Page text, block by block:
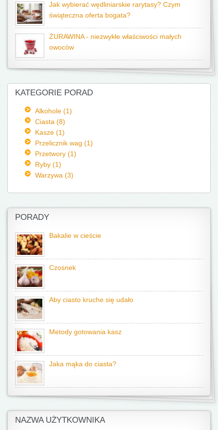
Jak wybierać wędliniarskie rarytasy? Czym
świąteczna oferta bogata?
ŻURAWINA - niezwykłe właściwości małych
owoców
KATEGORIE PORAD
Alkohole (1)
Ciasta (8)
Kasze (1)
Przelicznik wag (1)
Przetwory (1)
Ryby (1)
Warzywa (3)
PORADY
Bakalie w cieście
Czosnek
Aby ciasto kruche się udało
Metody gotowania kasz
Jaka mąka do ciasta?
NAZWA UŻYTKOWNIKA